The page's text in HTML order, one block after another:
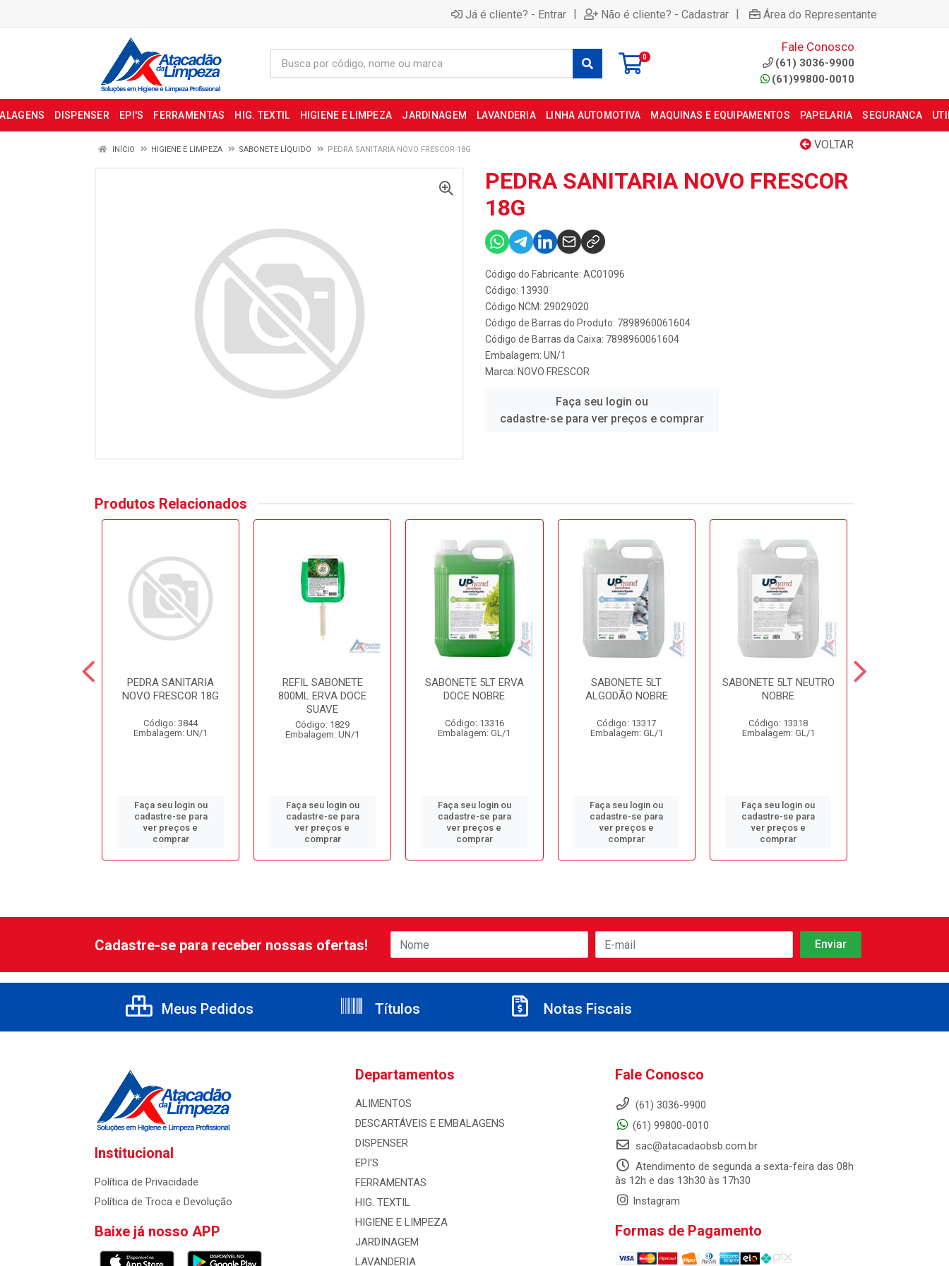
Já é cliente? - Entrar | Não é cliente? - Cadastrar | Área do Representante
0
Fale Conosco
(61) 3036-9900
(61)99800-0010
DISPENSER EPI'S FERRAMENTAS HIG. TEXTIL HIGIENE E LIMPEZA JARDINAGEM LAVANDERIA LINHA AUTOMOTIVA MAQUINAS E EQUIPAMENTOS PAPELARIA SEGURANCA
VOLTAR
INÍCIO HIGIENE E LIMPEZA SABONETE LÍQUIDO PEDRA SANITARIA NOVO FRESCOR 18G
PEDRA SANITARIA NOVO FRESCOR
18G
Código do Fabricante: AC01096
Código: 13930
Código NCM: 29029020
Código de Barras do Produto: 7898960061604
Código de Barras da Caixa: 7898960061604
Embalagem: UN/1
Marca: NOVO FRESCOR
Faça seu login ou
cadastre-se para ver preços e comprar
Produtos Relacionados
PEDRA SANITARIA
NOVO FRESCOR 18G
Código: 3844
Embalagem: UN/1
Faça seu login ou
cadastre-se para
ver preços e
comprar
REFIL SABONETE
800ML ERVA DOCE
SUAVE
Código: 1829
Embalagem: UN/1
Faça seu login ou
cadastre-se para
ver preços e
comprar
SABONETE 5LT ERVA
DOCE NOBRE
Código: 13316
Embalagem: GL/1
Faça seu login ou
cadastre-se para
ver preços e
comprar
SABONETE 5LT
ALGODÃO NOBRE
Código: 13317
Embalagem: GL/1
Faça seu login ou
cadastre-se para
ver preços e
comprar
SABONETE 5LT NEUTRO
NOBRE
Código: 13318
Embalagem: GL/1
Faça seu login ou
cadastre-se para
ver preços e
comprar
Cadastre-se para receber nossas ofertas!
Meus Pedidos Títulos Notas Fiscais
Institucional
Política de Privacidade
Política de Troca e Devolução
Baixe já nosso APP
Departamentos
ALIMENTOS
DESCARTÁVEIS E EMBALAGENS
DISPENSER
EPI'S
FERRAMENTAS
HIG. TEXTIL
HIGIENE E LIMPEZA
JARDINAGEM
LAVANDERIA
Fale Conosco
(61) 3036-9900
(61) 99800-0010
sac@atacadaobsb.com.br
Atendimento de segunda a sexta-feira das 08h
às 12h e das 13h30 às 17h30
Instagram
Formas de Pagamento